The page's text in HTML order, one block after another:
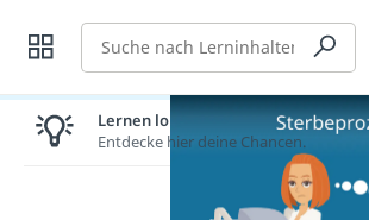
Suche
Lernen lohnt sich!
Entdecke hier deine Chancen.